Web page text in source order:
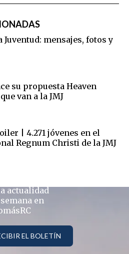
Juventud: mensajes, fotos y
su propuesta Heaven
van a la JMJ
| 4.271 jóvenes en el
Regnum Christi de la JMJ
actualidad
en
EL BOLETÍN